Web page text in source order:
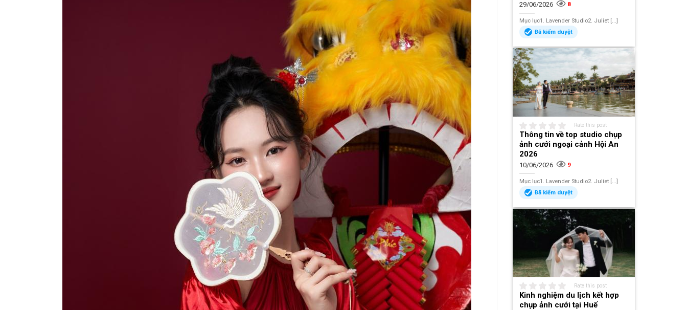
29/06/2026 8
Mục lục1. Lavender Studio2. Juliet [...]
Đã kiểm duyệt
Rate this post
Thông tin về top studio chụp
ảnh cưới ngoại cảnh Hội An
2026
10/06/2026 9
Mục lục1. Lavender Studio2. Juliet [...]
Đã kiểm duyệt
Rate this post
Kinh nghiệm du lịch kết hợp
chụp ảnh cưới tại Huế